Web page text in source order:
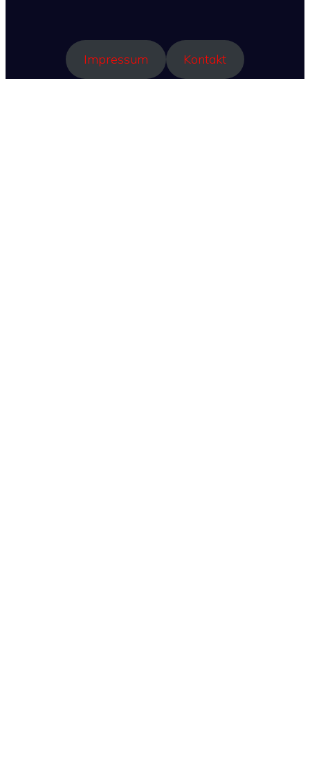
Impressum Kontakt